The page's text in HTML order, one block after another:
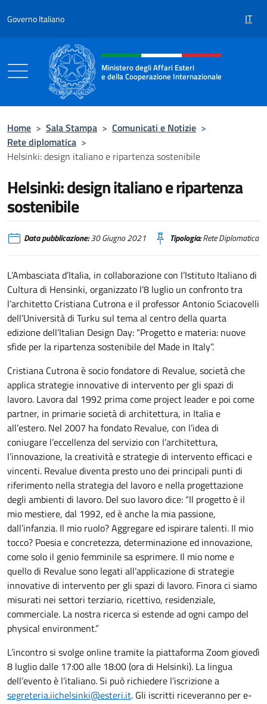
Governo Italiano IT
Intestazione sito, social e menù
Ministero degli Affari Esteri
e della Cooperazione Internazionale
Home > Sala Stampa > Comunicati e Notizie >
Rete diplomatica >
Helsinki: design italiano e ripartenza sostenibile
Helsinki: design italiano e ripartenza
sostenibile
Data pubblicazione:30 Giugno 2021 Tipologia:Rete Diplomatica
L’Ambasciata d’Italia, in collaborazione con l’Istituto Italiano di
Cultura di Hensinki, organizzato l’8 luglio un confronto tra
l’architetto Cristiana Cutrona e il professor Antonio Sciacovelli
dell’Università di Turku sul tema al centro della quarta
edizione dell’Italian Design Day: “Progetto e materia: nuove
sfide per la ripartenza sostenibile del Made in Italy”.
Cristiana Cutrona è socio fondatore di Revalue, società che
applica strategie innovative di intervento per gli spazi di
lavoro. Lavora dal 1992 prima come project leader e poi come
partner, in primarie società di architettura, in Italia e
all’estero. Nel 2007 ha fondato Revalue, con l’idea di
coniugare l’eccellenza del servizio con l’architettura,
l’innovazione, la creatività e strategie di intervento efficaci e
vincenti. Revalue diventa presto uno dei principali punti di
riferimento nella strategia del lavoro e nella progettazione
degli ambienti di lavoro. Del suo lavoro dice: “Il progetto è il
mio mestiere, dal 1992, ed è anche la mia passione,
dall’infanzia. Il mio ruolo? Aggregare ed ispirare talenti. Il mio
tocco? Poesia e concretezza, determinazione ed innovazione,
come solo il genio femminile sa esprimere. Il mio nome e
quello di Revalue sono legati all’applicazione di strategie
innovative di intervento per gli spazi di lavoro. Finora ci siamo
misurati nei settori terziario, ricettivo, residenziale,
commerciale. La nostra ricerca si estende ad ogni campo del
physical environment.”
L’incontro si svolge online tramite la piattaforma Zoom giovedì
8 luglio dalle 17:00 alle 18:00 (ora di Helsinki). La lingua
dell’evento è l’italiano. Si può richiedere l’iscrizione a
segreteria.iichelsinki@esteri.it. Gli iscritti riceveranno per e-